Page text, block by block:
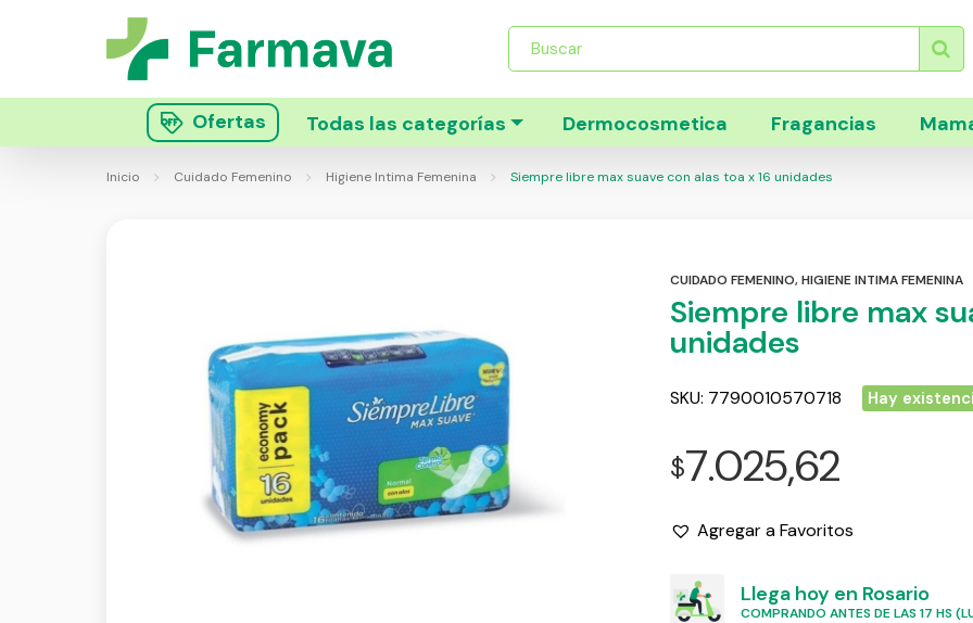
Búsqueda
productos
Ofertas Todas las categorías Dermocosmetica Fragancias
Inicio Cuidado Femenino Higiene Intima Femenina Siempre libre max suave con alas toa x 16 unidades
CUIDADO FEMENINO,HIGIENE INTIMA FEMENINA
Siempre libre max
unidades
SKU: 7790010570718 Hay
$7.025,62
Agregar a Favoritos
Llega hoy en Rosario
COMPRANDO ANTES DE LAS 17 HS